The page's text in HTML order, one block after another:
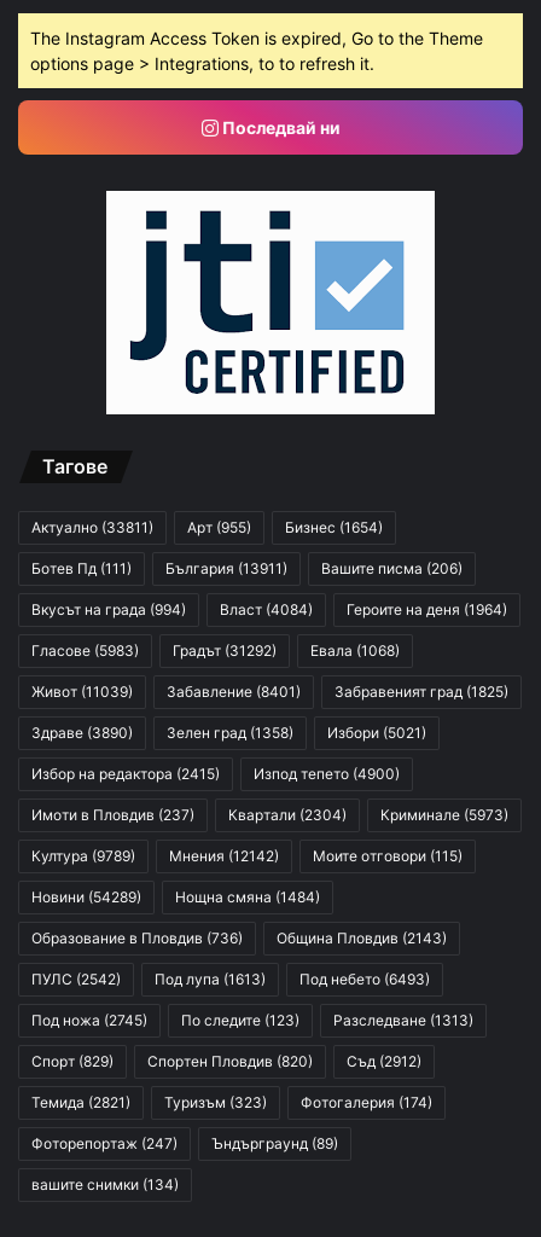
The Instagram Access Token is expired, Go to the Theme
options page > Integrations, to to refresh it.
Последвай ни
Тагове
Актуално (33811) Арт (955) Бизнес (1654)
Ботев Пд (111) България (13911) Вашите писма (206)
Вкусът на града (994) Власт (4084) Героите на деня (1964)
Гласове (5983) Градът (31292) Евала (1068)
Живот (11039) Забавление (8401) Забравеният град (1825)
Здраве (3890) Зелен град (1358) Избори (5021)
Избор на редактора (2415) Изпод тепето (4900)
Имоти в Пловдив (237) Квартали (2304) Криминале (5973)
Култура (9789) Мнения (12142) Моите отговори (115)
Новини (54289) Нощна смяна (1484)
Образование в Пловдив (736) Община Пловдив (2143)
ПУЛС (2542) Под лупа (1613) Под небето (6493)
Под ножа (2745) По следите (123) Разследване (1313)
Спорт (829) Спортен Пловдив (820) Съд (2912)
Темида (2821) Туризъм (323) Фотогалерия (174)
Фоторепортаж (247) Ъндърграунд (89)
вашите снимки (134)